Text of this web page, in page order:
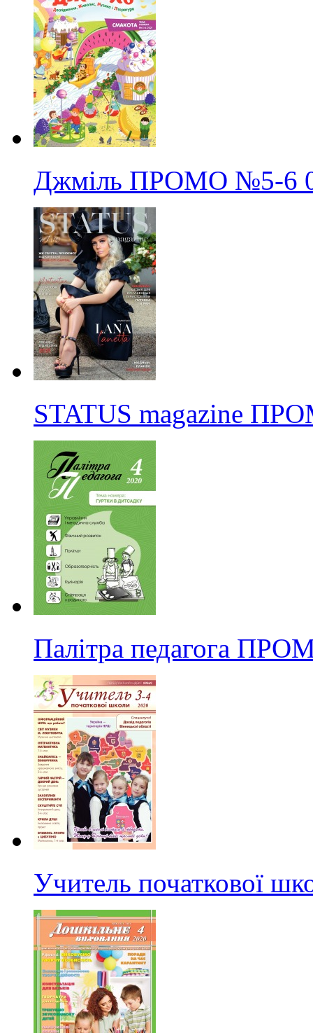
Джміль ПРОМО №5-6
STATUS magazine
Палітра педагога
Учитель початкової